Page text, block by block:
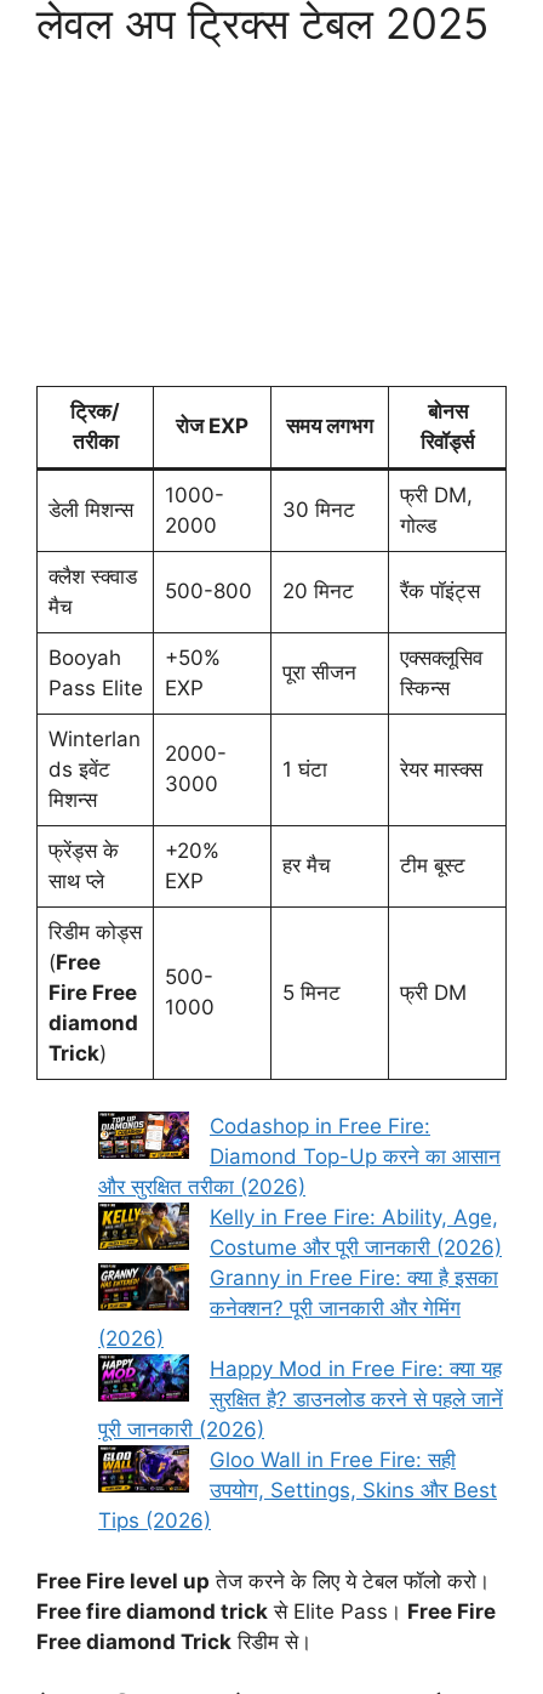
लेवल अप ट्रिक्स टेबल 2025
ट्रिक/
तरीका
रोज EXP समय लगभग
बोनस
रिवॉर्ड्स
डेली मिशन्स
1000-
2000
30 मिनट
फ्री DM,
गोल्ड
क्लैश स्क्वाड
मैच
500-800 20 मिनट रैंक पॉइंट्स
Booyah
Pass Elite
+50%
EXP
पूरा सीजन
एक्सक्लूसिव
स्किन्स
Winterlan
ds इवेंट
मिशन्स
2000-
3000
1 घंटा रेयर मास्क्स
फ्रेंड्स के
साथ प्ले
+20%
EXP
हर मैच टीम बूस्ट
रिडीम कोड्स
(Free
Fire Free
diamond
Trick)
500-
1000
5 मिनट फ्री DM
Codashop in Free Fire:
Diamond Top-Up करने का आसान
और सुरक्षित तरीका (2026)
Kelly in Free Fire: Ability, Age,
Costume और पूरी जानकारी (2026)
Granny in Free Fire: क्या है इसका
कनेक्शन? पूरी जानकारी और गेमिंग
(2026)
Happy Mod in Free Fire: क्या यह
सुरक्षित है? डाउनलोड करने से पहले जानें
पूरी जानकारी (2026)
Gloo Wall in Free Fire: सही
उपयोग, Settings, Skins और Best
Tips (2026)
Free Fire level up तेज करने के लिए ये टेबल फॉलो करो।
Free fire diamond trick से Elite Pass। Free Fire
Free diamond Trick रिडीम से।